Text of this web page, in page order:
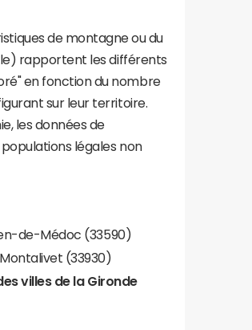
de montagne ou du
rapportent les différents
en fonction du nombre
sur leur territoire.
les données de
légales non
de-Médoc (33590)
(33930)
villes de la Gironde